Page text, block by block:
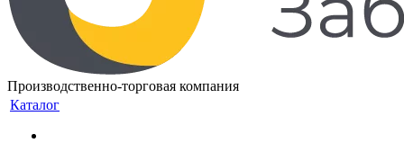
Производственно-торговая компания
Каталог